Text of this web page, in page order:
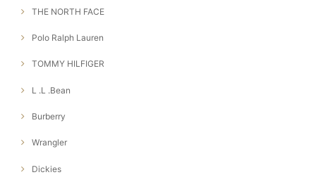
THE NORTH FACE
Polo Ralph Lauren
TOMMY HILFIGER
L .L .Bean
Burberry
Wrangler
Dickies